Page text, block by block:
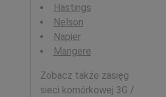
Hastings
Nelson
Napier
Mangere
Zobacz także zasięg
sieci komórkowej 3G /